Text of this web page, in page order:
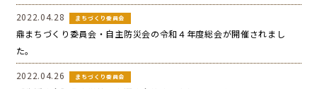
鼎地区の魅力
移住をお考えの方へ
2022.04.28 まちづくり委員会
鼎まちづくり委員会・自主防災会の令和４年度総会が開催されまし
た。
2022.04.26 まちづくり委員会